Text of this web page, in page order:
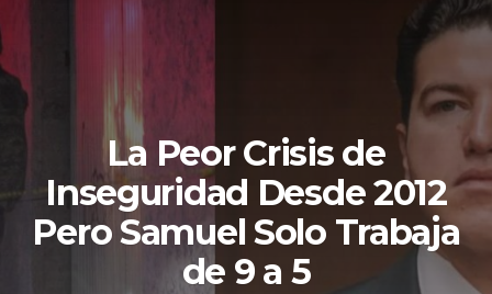
La Peor Crisis de
Inseguridad Desde 2012
Pero Samuel Solo Trabaja
de 9 a 5